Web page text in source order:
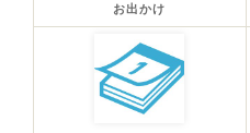
お出かけ